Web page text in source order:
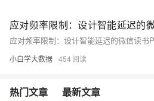
应对频率限制：设计智能延迟的
应对频率限制：设计智能延迟的微信读书
小白学大数据 454
热门文章 最新文章